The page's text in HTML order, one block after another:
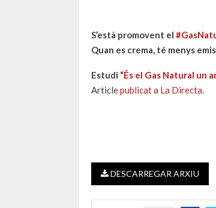
S’està promovent el
Quan es crema, té menys
Estudi “És el Gas Natural un
Articlepublicat a La Directa.
DESCARREGAR ARXIU